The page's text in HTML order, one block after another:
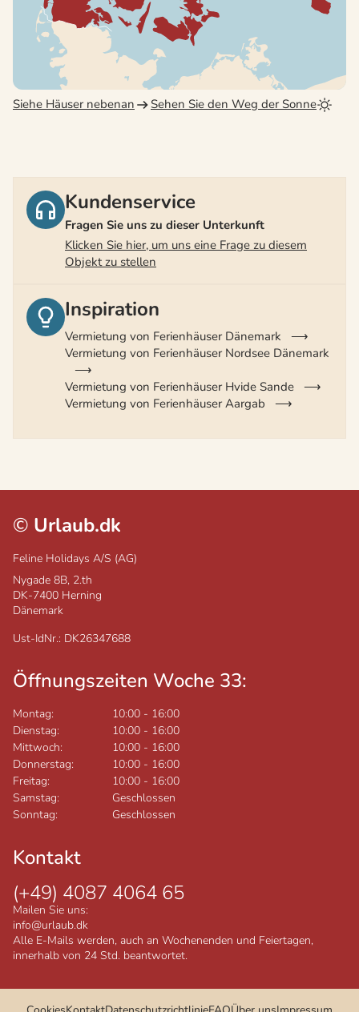
Siehe Häuser nebenan Sehen Sie den Weg der Sonne
Kundenservice
Fragen Sie uns zu dieser Unterkunft
Klicken Sie hier, um uns eine Frage zu diesem
Objekt zu stellen
Inspiration
Vermietung von Ferienhäuser Dänemark
Vermietung von Ferienhäuser Nordsee Dänemark
Vermietung von Ferienhäuser Hvide Sande
Vermietung von Ferienhäuser Aargab
© Urlaub.dk
Feline Holidays A/S (AG)
Nygade 8B, 2.th
DK-7400 Herning
Dänemark
Ust-IdNr.: DK26347688
Öffnungszeiten Woche 33:
Montag: 10:00 - 16:00
Dienstag:
10:00 - 16:00
Mittwoch:
10:00 - 16:00
Donnerstag:
10:00 - 16:00
Freitag:
10:00 - 16:00
Samstag:
Geschlossen
Sonntag:
Geschlossen
Kontakt
(+49) 4087 4064 65
Mailen Sie uns:
info@urlaub.dk
Alle E-Mails werden, auch an Wochenenden und Feiertagen,
innerhalb von 24 Std. beantwortet.